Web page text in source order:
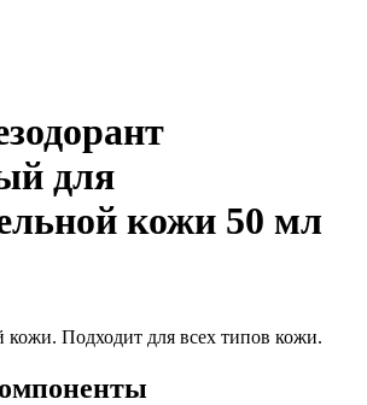
для
кожи 50 мл
кожи. Подходит для всех типов кожи.